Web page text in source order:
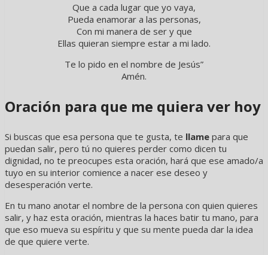
Que a cada lugar que yo vaya,
Pueda enamorar a las personas,
Con mi manera de ser y que
Ellas quieran siempre estar a mi lado.
Te lo pido en el nombre de Jesús”
Amén.
Oración para que me quiera ver hoy
Si buscas que esa persona que te gusta, te llame para que
puedan salir, pero tú no quieres perder como dicen tu
dignidad, no te preocupes esta oración, hará que ese amado/a
tuyo en su interior comience a nacer ese deseo y
desesperación verte.
En tu mano anotar el nombre de la persona con quien quieres
salir, y haz esta oración, mientras la haces batir tu mano, para
que eso mueva su espíritu y que su mente pueda dar la idea
de que quiere verte.